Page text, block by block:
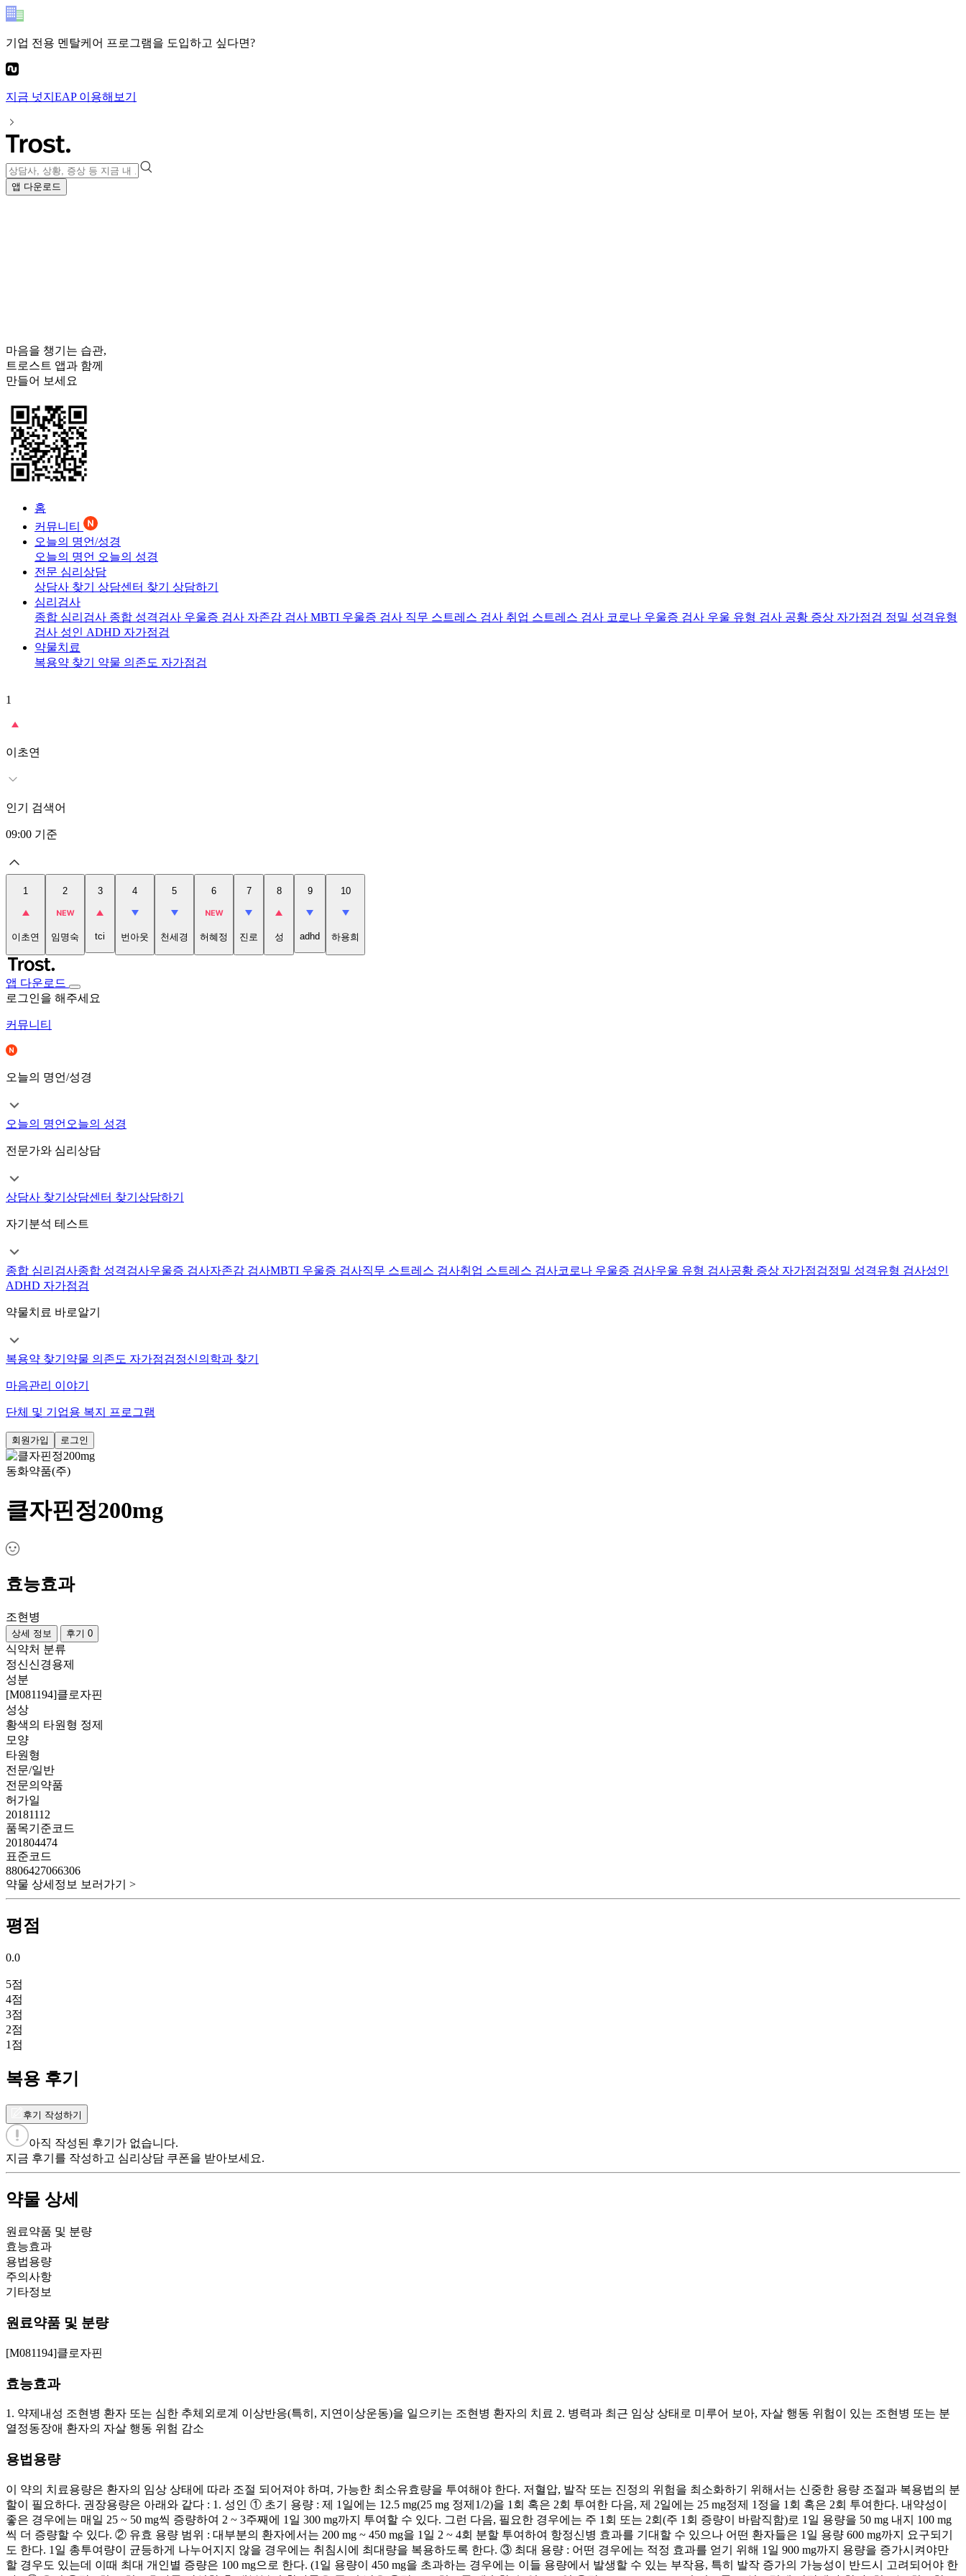
기업 전용 멘탈케어 프로그램을 도입하고 싶다면?
지금 넛지EAP이용해보기
앱 다운로드
마음을 챙기는 습관,
트로스트 앱과 함께
만들어 보세요
홈
커뮤니티
오늘의 명언/성경
오늘의 명언 오늘의 성경
전문 심리상담
상담사 찾기 상담센터 찾기 상담하기
심리검사
종합 심리검사 종합 성격검사 우울증 검사 자존감 검사 MBTI 우울증 검사 직무 스트레스 검사 취업 스트레스 검사 코로나 우울증 검사 우울 유형 검사 공황 증상 자가점검 정밀 성격유형
검사 성인 ADHD 자가점검
약물치료
복용약 찾기 약물 의존도 자가점검
1
이초연
인기 검색어
09:00 기준
1
이초연
2
임명숙
3
tci
4
번아웃
5
천세경
6
허혜정
7
진로
8
성
9
adhd
10
하용희
앱 다운로드
로그인을 해주세요
커뮤니티
오늘의 명언/성경
오늘의 명언 오늘의 성경
전문가와 심리상담
상담사 찾기 상담센터 찾기 상담하기
자기분석 테스트
종합 심리검사종합 성격검사우울증 검사자존감 검사MBTI 우울증 검사직무 스트레스 검사취업 스트레스 검사코로나 우울증 검사우울 유형 검사공황 증상 자가점검정밀 성격유형 검사성인
ADHD 자가점검
약물치료 바로알기
복용약 찾기 약물 의존도 자가점검정신의학과 찾기
마음관리 이야기
단체 및 기업용 복지 프로그램
회원가입 로그인
동화약품(주)
클자핀정200mg
효능효과
조현병
상세 정보 후기 0
식약처 분류
정신신경용제
성분
[M081194]클로자핀
성상
황색의 타원형 정제
모양
타원형
전문/일반
전문의약품
허가일
20181112
품목기준코드
201804474
표준코드
8806427066306
약물 상세정보 보러가기 >
평점
0.0
5점
4점
3점
2점
1 점
복용 후기
후기 작성하기
아직 작성된 후기가 없습니다.
지금 후기를 작성하고 심리상담 쿠폰을 받아보세요.
약물 상세
원료약품 및 분량
효능효과
용법용량
주의사항
기타정보
원료약품 및 분량
[M081194]클로자핀
효능효과
1. 약제내성 조현병 환자 또는 심한 추체외로계 이상반응(특히, 지연이상운동)을 일으키는 조현병 환자의 치료 2. 병력과 최근 임상 상태로 미루어 보아, 자살 행동 위험이 있는 조현병 또는 분
열정동장애 환자의 자살 행동 위험 감소
용법용량
이 약의 치료용량은 환자의 임상 상태에 따라 조절 되어져야 하며, 가능한 최소유효량을 투여해야 한다. 저혈압, 발작 또는 진정의 위험을 최소화하기 위해서는 신중한 용량 조절과 복용법의 분
할이 필요하다. 권장용량은 아래와 같다 : 1. 성인 ① 초기 용량 : 제 1일에는 12.5 mg(25 mg 정제1/2)을 1회 혹은 2회 투여한 다음, 제 2일에는 25 mg정제 1정을 1회 혹은 2회 투여한다. 내약성이
좋은 경우에는 매일 25 ~ 50 mg씩 증량하여 2 ~ 3주째에 1일 300 mg까지 투여할 수 있다. 그런 다음, 필요한 경우에는 주 1회 또는 2회(주 1회 증량이 바람직함)로 1일 용량을 50 mg 내지 100 mg
씩 더 증량할 수 있다. ② 유효 용량 범위 : 대부분의 환자에서는 200 mg ~ 450 mg을 1일 2 ~ 4회 분할 투여하여 항정신병 효과를 기대할 수 있으나 어떤 환자들은 1일 용량 600 mg까지 요구되기
도 한다. 1일 총투여량이 균등하게 나누어지지 않을 경우에는 취침시에 최대량을 복용하도록 한다. ③ 최대 용량 : 어떤 경우에는 적정 효과를 얻기 위해 1일 900 mg까지 용량을 증가시켜야만
할 경우도 있는데 이때 최대 개인별 증량은 100 mg으로 한다. (1일 용량이 450 mg을 초과하는 경우에는 이들 용량에서 발생할 수 있는 부작용, 특히 발작 증가의 가능성이 반드시 고려되어야 한